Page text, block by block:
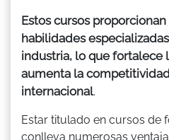
Estos cursos
habilidades
industria, lo que fortalece
aumenta la
internacional.
Estar titulado en cursos de
conlleva numerosas